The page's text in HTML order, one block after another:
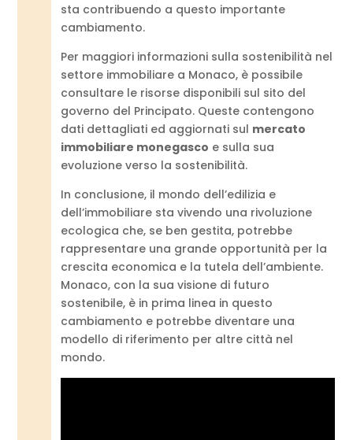
sta contribuendo a questo importante
cambiamento.
Per maggiori informazioni sulla sostenibilità nel
settore immobiliare a Monaco, è possibile
consultare le risorse disponibili sul sito del
governo del Principato. Queste contengono
dati dettagliati ed aggiornati sul mercato
immobiliare monegasco e sulla sua
evoluzione verso la sostenibilità.
In conclusione, il mondo dell’edilizia e
dell’immobiliare sta vivendo una rivoluzione
ecologica che, se ben gestita, potrebbe
rappresentare una grande opportunità per la
crescita economica e la tutela dell’ambiente.
Monaco, con la sua visione di futuro
sostenibile, è in prima linea in questo
cambiamento e potrebbe diventare una
modello di riferimento per altre città nel
mondo.